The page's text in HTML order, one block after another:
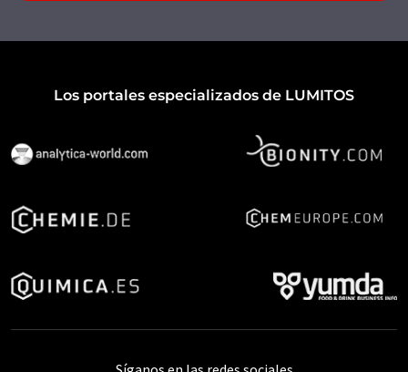
Los portales especializados de LUMITOS